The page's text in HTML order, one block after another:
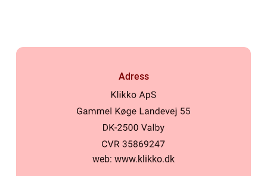
Adress
web: www.klikko.dk